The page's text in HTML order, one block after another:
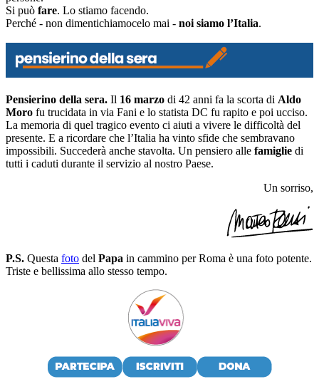
Si può fare. Lo stiamo facendo.
Perché - non dimentichiamocelo mai - noi siamo l’Italia.
Pensierino della sera. Il 16 marzo di 42 anni fa la scorta di Aldo
Moro fu trucidata in via Fani e lo statista DC fu rapito e poi ucciso.
La memoria di quel tragico evento ci aiuti a vivere le difficoltà del
presente. E a ricordare che l’Italia ha vinto sfide che sembravano
impossibili. Succederà anche stavolta. Un pensiero alle famiglie di
tutti i caduti durante il servizio al nostro Paese.
Un sorriso,
P.S. Questa foto del Papa in cammino per Roma è una foto potente.
Triste e bellissima allo stesso tempo.